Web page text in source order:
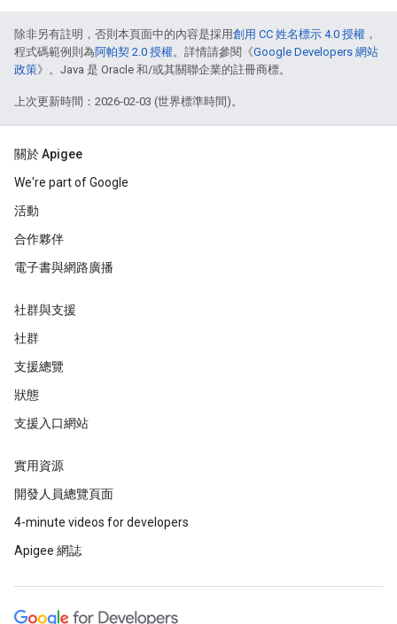
除非另有註明，否則本頁面中的內容是採用創用 CC 姓名標示 4.0 授權 ，
程式碼範例則為阿帕契 2.0 授權。詳情請參閱《Google Developers 網站
政策》。Java 是 Oracle 和/或其關聯企業的註冊商標。
上次更新時間：2026-02-03 (世界標準時間)。
關於 Apigee
We're part of Google
活動
合作夥伴
電子書與網路廣播
社群與支援
社群
支援總覽
狀態
支援入口網站
實用資源
開發人員總覽頁面
4-minute videos for developers
Apigee 網誌